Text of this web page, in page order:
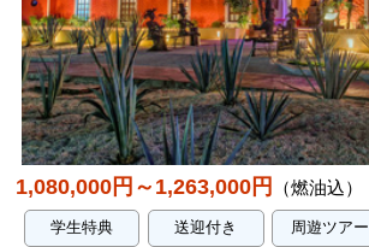
1,080,000円～1,263,000円 （燃油込）
学生特典 送迎付き 周遊ツアー